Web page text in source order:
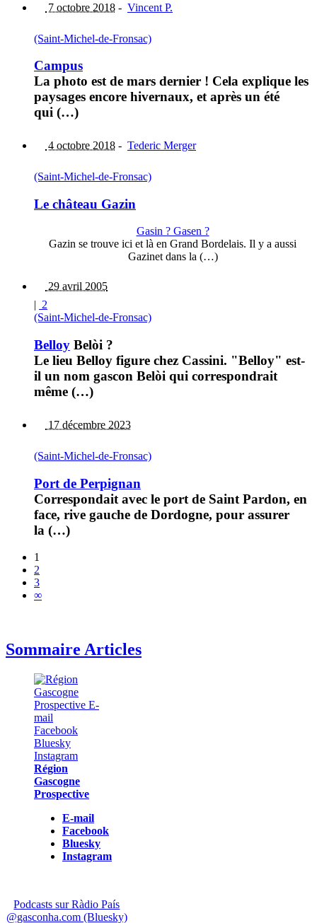
7 octobre 2018 - Vincent P.
(Saint-Michel-de-Fronsac)
Campus
La photo est de mars dernier ! Cela explique les
paysages encore hivernaux, et après un été
qui (…)
4 octobre 2018 - Tederic Merger
(Saint-Michel-de-Fronsac)
Le château Gazin
Gasin ? Gasen ?
Gazin se trouve ici et là en Grand Bordelais. Il y a aussi
Gazinet dans la (…)
29 avril 2005
| 2
(Saint-Michel-de-Fronsac)
Belloy Belòi ?
Le lieu Belloy figure chez Cassini. "Belloy" est-
il un nom gascon Belòi qui correspondrait
même (…)
17 décembre 2023
(Saint-Michel-de-Fronsac)
Port de Perpignan
Correspondait avec le port de Saint Pardon, en
face, rive gauche de Dordogne, pour assurer
la (…)
1
2
3
∞
Sommaire Articles
Région
Gascogne
Prospective
E-mail
Facebook
Bluesky
Instagram
Podcasts sur Ràdio País
@gasconha.com (Bluesky)